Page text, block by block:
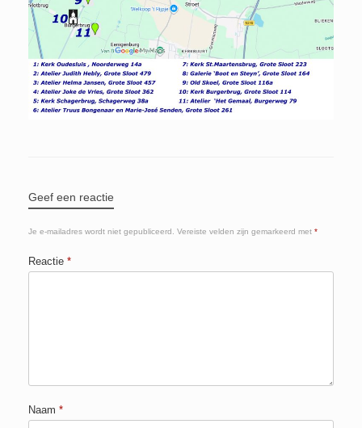
Geef een reactie
Je e-mailadres wordt niet gepubliceerd. Vereiste velden zijn gemarkeerd met *
Reactie *
Naam *